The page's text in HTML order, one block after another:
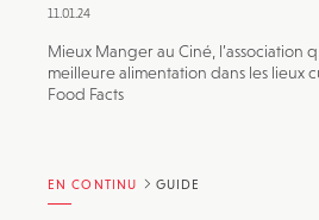
11.01.24
Mieux Manger au Ciné,
meilleure alimentation dans les lieux
Food Facts
EN CONTINU GUIDE